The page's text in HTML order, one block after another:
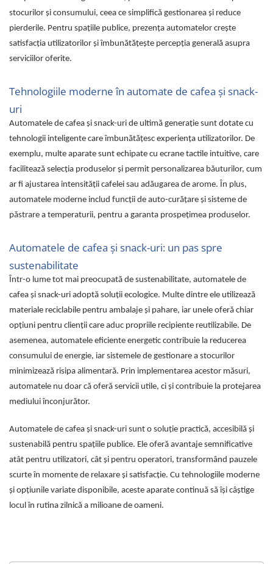
stocurilor și consumului, ceea ce simplifică gestionarea și reduce
pierderile. Pentru spațiile publice, prezența automatelor crește
satisfacția utilizatorilor și îmbunătățește percepția generală asupra
serviciilor oferite.
Tehnologiile moderne în automate de cafea și snack-
uri
Automatele de cafea și snack-uri de ultimă generație sunt dotate cu
tehnologii inteligente care îmbunătățesc experiența utilizatorilor. De
exemplu, multe aparate sunt echipate cu ecrane tactile intuitive, care
facilitează selecția produselor și permit personalizarea băuturilor, cum
ar fi ajustarea intensității cafelei sau adăugarea de arome. În plus,
automatele moderne includ funcții de auto-curățare și sisteme de
păstrare a temperaturii, pentru a garanta prospețimea produselor.
Automatele de cafea și snack-uri: un pas spre
sustenabilitate
Într-o lume tot mai preocupată de sustenabilitate, automatele de
cafea și snack-uri adoptă soluții ecologice. Multe dintre ele utilizează
materiale reciclabile pentru ambalaje și pahare, iar unele oferă chiar
opțiuni pentru clienții care aduc propriile recipiente reutilizabile. De
asemenea, automatele eficiente energetic contribuie la reducerea
consumului de energie, iar sistemele de gestionare a stocurilor
minimizează risipa alimentară. Prin implementarea acestor măsuri,
automatele nu doar că oferă servicii utile, ci și contribuie la protejarea
mediului înconjurător.
Automatele de cafea și snack-uri sunt o soluție practică, accesibilă și
sustenabilă pentru spațiile publice. Ele oferă avantaje semnificative
atât pentru utilizatori, cât și pentru operatori, transformând pauzele
scurte în momente de relaxare și satisfacție. Cu tehnologiile moderne
și opțiunile variate disponibile, aceste aparate continuă să își câștige
locul în rutina zilnică a milioane de oameni.